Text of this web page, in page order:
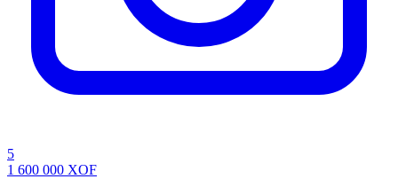
5
1 600 000 XOF